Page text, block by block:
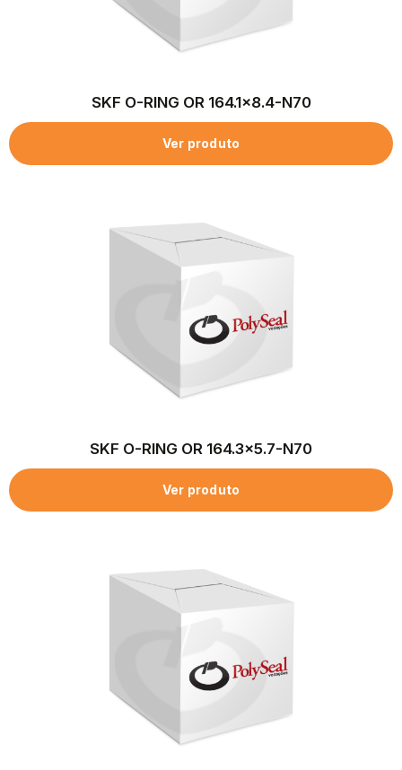
SKF O-RING OR 164.1×8.4-N70
Ver produto
SKF O-RING OR 164.3×5.7-N70
Ver produto